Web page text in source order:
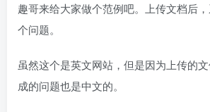
趣哥来给大家做个范例吧。上传文档后
个问题。
虽然这个是英文网站，但是因为上传的
成的问题也是中文的。